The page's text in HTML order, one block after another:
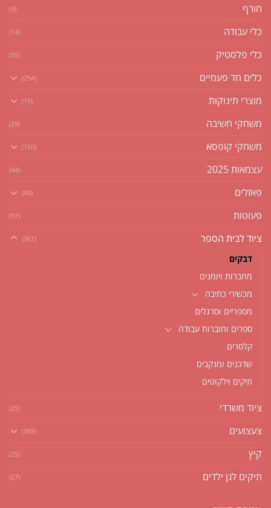
חורף (9)
כלי עבודה (14)
כלי פלסטיק (55)
כלים חד פעמיים (254)
מוצרי תינוקות (19)
משחקי חשיבה (29)
משחקי קופסא (150)
עצמאות 2025 (44)
פאזלים (49)
פעוטות (97)
ציוד לבית הספר (361)
דבקים
מחברות ויומנים
מכשירי כתיבה
מספריים וסרגלים
ספרים וחוברות עבודה
קלסרים
שדכנים ומנקבים
תיקים וילקוטים
ציוד משרדי (25)
צעצועים (368)
קיץ (25)
תיקים לגן ילדים (27)